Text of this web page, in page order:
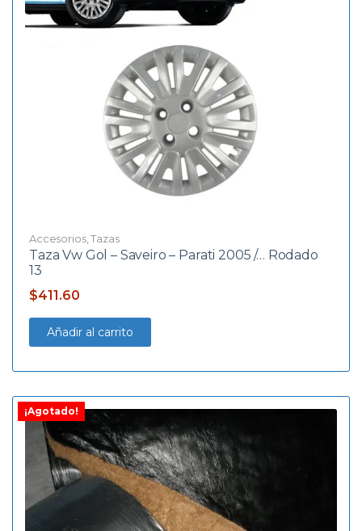
Accesorios,Tazas
Taza Vw Gol – Saveiro – Parati 2005 /… Rodado
13
$411.60
Añadir al carrito
¡Agotado!